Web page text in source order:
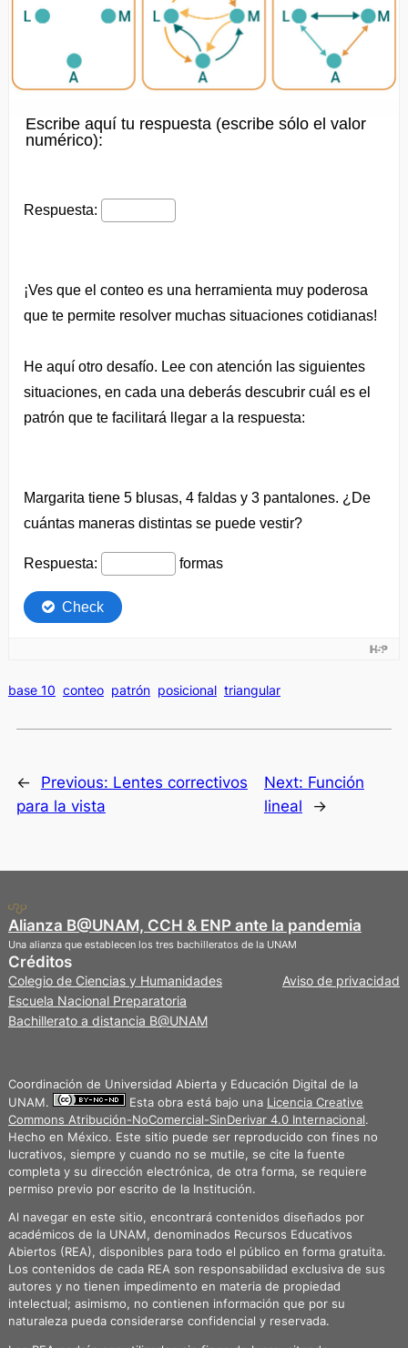
base 10 conteo patrón posicional triangular
← Previous: Lentes correctivos
para la vista
Next: Función
lineal
→
Alianza B@UNAM, CCH & ENP ante la pandemia
Una alianza que establecen los tres bachilleratos de la UNAM
Créditos
Colegio de Ciencias y Humanidades
Escuela Nacional Preparatoria
Bachillerato a distancia B@UNAM
Aviso de privacidad
Coordinación de Universidad Abierta y Educación Digital de la
UNAM.
Esta obra está bajo una Licencia Creative
Commons Atribución-NoComercial-SinDerivar 4.0 Internacional.
Hecho en México. Este sitio puede ser reproducido con fines no
lucrativos, siempre y cuando no se mutile, se cite la fuente
completa y su dirección electrónica, de otra forma, se requiere
permiso previo por escrito de la Institución.
Al navegar en este sitio, encontrará contenidos diseñados por
académicos de la UNAM, denominados Recursos Educativos
Abiertos (REA), disponibles para todo el público en forma gratuita.
Los contenidos de cada REA son responsabilidad exclusiva de sus
autores y no tienen impedimento en materia de propiedad
intelectual; asimismo, no contienen información que por su
naturaleza pueda considerarse confidencial y reservada.